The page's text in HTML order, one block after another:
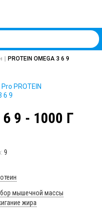
PROTEIN OMEGA 3 6 9
6 9 - 1000 Г
9
мышечной массы
жира